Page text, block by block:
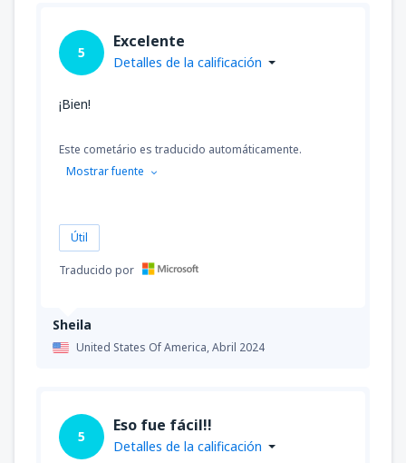
Sheila
United States Of America,Abril 2024
5
Excelente
Detalles de la calificación
¡Bien!
Este cometário es traducido automáticamente.
Mostrar fuente
Útil
Traducido por
5
Eso fue fácil!!
Detalles de la calificación